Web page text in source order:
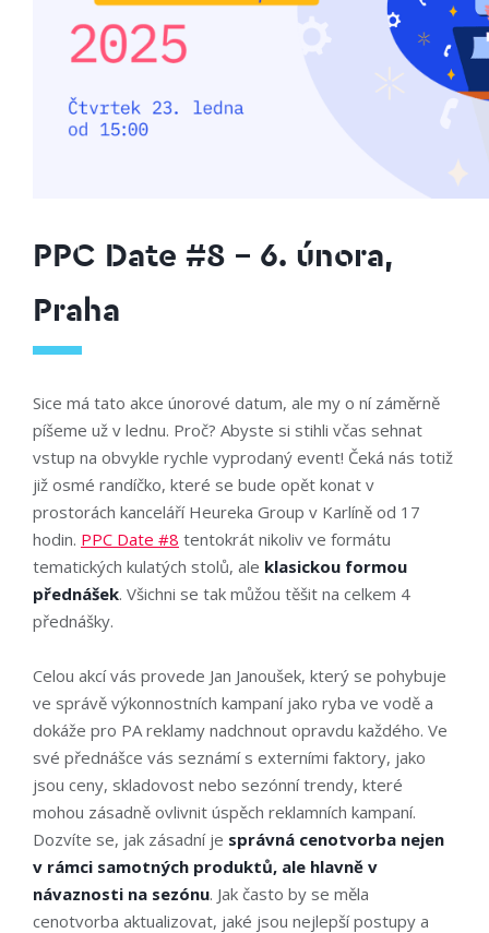
PPC Date #8 – 6. února,
Praha
Sice má tato akce únorové datum, ale my o ní záměrně
píšeme už v lednu. Proč? Abyste si stihli včas sehnat
vstup na obvykle rychle vyprodaný event! Čeká nás totiž
již osmé randíčko, které se bude opět konat v
prostorách kanceláří Heureka Group v Karlíně od 17
hodin. PPC Date #8 tentokrát nikoliv ve formátu
tematických kulatých stolů, ale klasickou formou
přednášek. Všichni se tak můžou těšit na celkem 4
přednášky.
Celou akcí vás provede Jan Janoušek, který se pohybuje
ve správě výkonnostních kampaní jako ryba ve vodě a
dokáže pro PA reklamy nadchnout opravdu každého. Ve
své přednášce vás seznámí s externími faktory, jako
jsou ceny, skladovost nebo sezónní trendy, které
mohou zásadně ovlivnit úspěch reklamních kampaní.
Dozvíte se, jak zásadní je správná cenotvorba nejen
v rámci samotných produktů, ale hlavně v
návaznosti na sezónu. Jak často by se měla
cenotvorba aktualizovat, jaké jsou nejlepší postupy a